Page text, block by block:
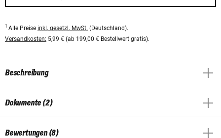
1 Alle Preise inkl. gesetzl. MwSt. (Deutschland).
Versandkosten: 5,99 € (ab 199,00 € Bestellwert gratis).
Beschreibung
Dokumente (2)
Bewertungen (8)